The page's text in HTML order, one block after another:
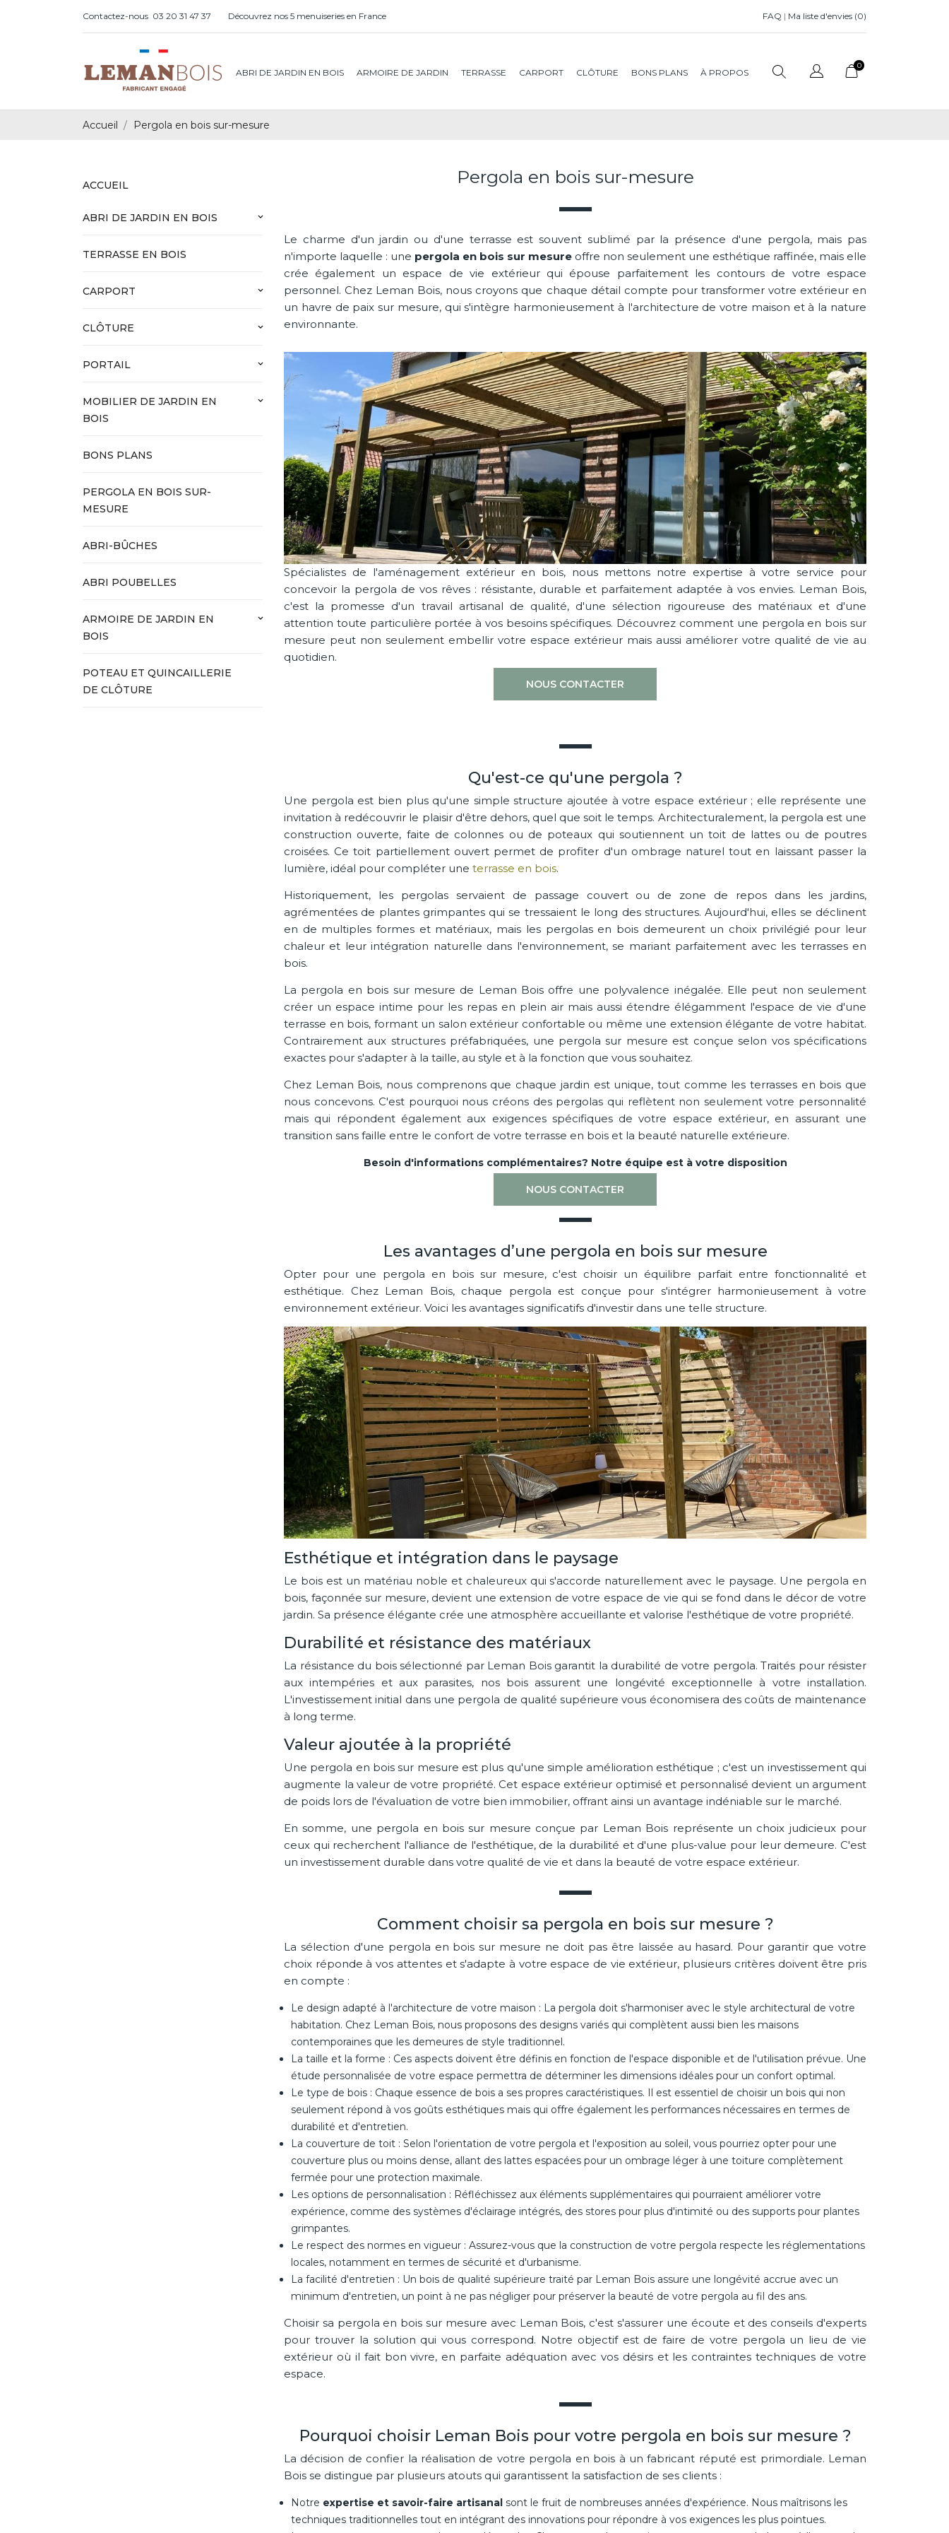
Contactez-nous 03 20 31 47 37 Découvrez nos 5 menuiseries en France FAQ | Ma liste d'envies (0)
ABRI DE JARDIN EN BOIS ARMOIRE DE JARDIN TERRASSE CARPORT CLÔTURE BONS PLANS À PROPOS
0
Accueil Pergola en bois sur-mesure
ACCUEIL
ABRI DE JARDIN EN BOIS keyboard_arrow_down
TERRASSE EN BOIS
CARPORT keyboard_arrow_down
CLÔTURE keyboard_arrow_down
PORTAIL keyboard_arrow_down
MOBILIER DE JARDIN EN
BOIS
keyboard_arrow_down
BONS PLANS
PERGOLA EN BOIS SUR-
MESURE
ABRI-BÛCHES
ABRI POUBELLES
ARMOIRE DE JARDIN EN
BOIS
keyboard_arrow_down
POTEAU ET QUINCAILLERIE
DE CLÔTURE
Pergola en bois sur-mesure
Le charme d'un jardin ou d'une terrasse est souvent sublimé par la présence d'une pergola, mais pas
n'importe laquelle : une pergola en bois sur mesure offre non seulement une esthétique raffinée, mais elle
crée également un espace de vie extérieur qui épouse parfaitement les contours de votre espace
personnel. Chez Leman Bois, nous croyons que chaque détail compte pour transformer votre extérieur en
un havre de paix sur mesure, qui s'intègre harmonieusement à l'architecture de votre maison et à la nature
environnante.
Spécialistes de l'aménagement extérieur en bois, nous mettons notre expertise à votre service pour
concevoir la pergola de vos rêves : résistante, durable et parfaitement adaptée à vos envies. Leman Bois,
c'est la promesse d'un travail artisanal de qualité, d'une sélection rigoureuse des matériaux et d'une
attention toute particulière portée à vos besoins spécifiques. Découvrez comment une pergola en bois sur
mesure peut non seulement embellir votre espace extérieur mais aussi améliorer votre qualité de vie au
quotidien.
NOUS CONTACTER
Qu'est-ce qu'une pergola ?
Une pergola est bien plus qu'une simple structure ajoutée à votre espace extérieur ; elle représente une
invitation à redécouvrir le plaisir d'être dehors, quel que soit le temps. Architecturalement, la pergola est une
construction ouverte, faite de colonnes ou de poteaux qui soutiennent un toit de lattes ou de poutres
croisées. Ce toit partiellement ouvert permet de profiter d'un ombrage naturel tout en laissant passer la
lumière, idéal pour compléter une terrasse en bois.
Historiquement, les pergolas servaient de passage couvert ou de zone de repos dans les jardins,
agrémentées de plantes grimpantes qui se tressaient le long des structures. Aujourd'hui, elles se déclinent
en de multiples formes et matériaux, mais les pergolas en bois demeurent un choix privilégié pour leur
chaleur et leur intégration naturelle dans l'environnement, se mariant parfaitement avec les terrasses en
bois.
La pergola en bois sur mesure de Leman Bois offre une polyvalence inégalée. Elle peut non seulement
créer un espace intime pour les repas en plein air mais aussi étendre élégamment l'espace de vie d'une
terrasse en bois, formant un salon extérieur confortable ou même une extension élégante de votre habitat.
Contrairement aux structures préfabriquées, une pergola sur mesure est conçue selon vos spécifications
exactes pour s'adapter à la taille, au style et à la fonction que vous souhaitez.
Chez Leman Bois, nous comprenons que chaque jardin est unique, tout comme les terrasses en bois que
nous concevons. C'est pourquoi nous créons des pergolas qui reflètent non seulement votre personnalité
mais qui répondent également aux exigences spécifiques de votre espace extérieur, en assurant une
transition sans faille entre le confort de votre terrasse en bois et la beauté naturelle extérieure.
Besoin d'informations complémentaires? Notre équipe est à votre disposition
NOUS CONTACTER
Les avantages d’une pergola en bois sur mesure
Opter pour une pergola en bois sur mesure, c'est choisir un équilibre parfait entre fonctionnalité et
esthétique. Chez Leman Bois, chaque pergola est conçue pour s'intégrer harmonieusement à votre
environnement extérieur. Voici les avantages significatifs d'investir dans une telle structure.
Esthétique et intégration dans le paysage
Le bois est un matériau noble et chaleureux qui s'accorde naturellement avec le paysage. Une pergola en
bois, façonnée sur mesure, devient une extension de votre espace de vie qui se fond dans le décor de votre
jardin. Sa présence élégante crée une atmosphère accueillante et valorise l'esthétique de votre propriété.
Durabilité et résistance des matériaux
La résistance du bois sélectionné par Leman Bois garantit la durabilité de votre pergola. Traités pour résister
aux intempéries et aux parasites, nos bois assurent une longévité exceptionnelle à votre installation.
L'investissement initial dans une pergola de qualité supérieure vous économisera des coûts de maintenance
à long terme.
Valeur ajoutée à la propriété
Une pergola en bois sur mesure est plus qu'une simple amélioration esthétique ; c'est un investissement qui
augmente la valeur de votre propriété. Cet espace extérieur optimisé et personnalisé devient un argument
de poids lors de l'évaluation de votre bien immobilier, offrant ainsi un avantage indéniable sur le marché.
En somme, une pergola en bois sur mesure conçue par Leman Bois représente un choix judicieux pour
ceux qui recherchent l'alliance de l'esthétique, de la durabilité et d'une plus-value pour leur demeure. C'est
un investissement durable dans votre qualité de vie et dans la beauté de votre espace extérieur.
Comment choisir sa pergola en bois sur mesure ?
La sélection d'une pergola en bois sur mesure ne doit pas être laissée au hasard. Pour garantir que votre
choix réponde à vos attentes et s'adapte à votre espace de vie extérieur, plusieurs critères doivent être pris
en compte :
Le design adapté à l'architecture de votre maison : La pergola doit s'harmoniser avec le style architectural de votre
habitation. Chez Leman Bois, nous proposons des designs variés qui complètent aussi bien les maisons
contemporaines que les demeures de style traditionnel.
La taille et la forme : Ces aspects doivent être définis en fonction de l'espace disponible et de l'utilisation prévue. Une
étude personnalisée de votre espace permettra de déterminer les dimensions idéales pour un confort optimal.
Le type de bois : Chaque essence de bois a ses propres caractéristiques. Il est essentiel de choisir un bois qui non
seulement répond à vos goûts esthétiques mais qui offre également les performances nécessaires en termes de
durabilité et d'entretien.
La couverture de toit : Selon l'orientation de votre pergola et l'exposition au soleil, vous pourriez opter pour une
couverture plus ou moins dense, allant des lattes espacées pour un ombrage léger à une toiture complètement
fermée pour une protection maximale.
Les options de personnalisation : Réfléchissez aux éléments supplémentaires qui pourraient améliorer votre
expérience, comme des systèmes d'éclairage intégrés, des stores pour plus d'intimité ou des supports pour plantes
grimpantes.
Le respect des normes en vigueur : Assurez-vous que la construction de votre pergola respecte les réglementations
locales, notamment en termes de sécurité et d'urbanisme.
La facilité d'entretien : Un bois de qualité supérieure traité par Leman Bois assure une longévité accrue avec un
minimum d'entretien, un point à ne pas négliger pour préserver la beauté de votre pergola au fil des ans.
Choisir sa pergola en bois sur mesure avec Leman Bois, c'est s'assurer une écoute et des conseils d'experts
pour trouver la solution qui vous correspond. Notre objectif est de faire de votre pergola un lieu de vie
extérieur où il fait bon vivre, en parfaite adéquation avec vos désirs et les contraintes techniques de votre
espace.
Pourquoi choisir Leman Bois pour votre pergola en bois sur mesure ?
La décision de confier la réalisation de votre pergola en bois à un fabricant réputé est primordiale. Leman
Bois se distingue par plusieurs atouts qui garantissent la satisfaction de ses clients :
Notre expertise et savoir-faire artisanal sont le fruit de nombreuses années d'expérience. Nous maîtrisons les
techniques traditionnelles tout en intégrant des innovations pour répondre à vos exigences les plus pointues.